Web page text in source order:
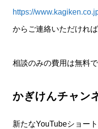
https://
からご連絡いただけれ
相談のみの費用は無料
かぎけんチャン
新たなYouTubeショー